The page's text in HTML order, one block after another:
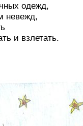
одежд,
невежд,
и взлетать.